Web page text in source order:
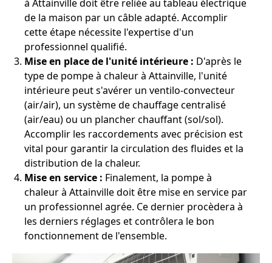
à Attainville doit être reliée au tableau électrique
de la maison par un câble adapté. Accomplir
cette étape nécessite l'expertise d'un
professionnel qualifié.
Mise en place de l'unité intérieure : D'après le
type de pompe à chaleur à Attainville, l'unité
intérieure peut s'avérer un ventilo-convecteur
(air/air), un système de chauffage centralisé
(air/eau) ou un plancher chauffant (sol/sol).
Accomplir les raccordements avec précision est
vital pour garantir la circulation des fluides et la
distribution de la chaleur.
Mise en service : Finalement, la pompe à
chaleur à Attainville doit être mise en service par
un professionnel agrée. Ce dernier procèdera à
les derniers réglages et contrôlera le bon
fonctionnement de l'ensemble.